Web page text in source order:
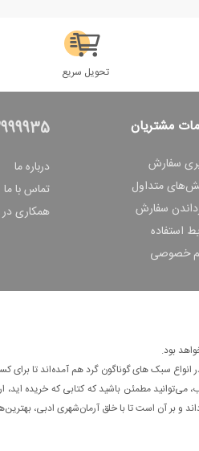
تحویل سریع
مشتریان
سفارش
متداول
سفارش
استفاده
خصوصی
درباره ما
تماس با ما
همکاری
بود.
سبک های گوناگون گرد هم آمده‌اند تا برای
مطمئن باشید که کتابی که خریده اید،
و بر آن است تا با خلق آرمان‌شهری ادبی،